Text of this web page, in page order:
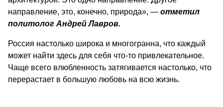
направление, это, конечно, природа», ― отметил
политолог Андрей Лавров.
Россия настолько широка и многогранна, что каждый
может найти здесь для себя что-то привлекательное.
Чаще всего влюбленность затягивается настолько, что
перерастает в большую любовь на всю жизнь.